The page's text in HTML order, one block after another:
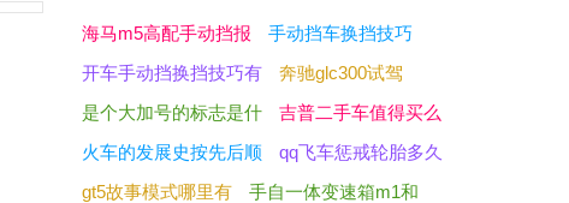
海马m5高配手动挡报
手动挡车换挡技巧
开车手动挡换挡技巧有
奔驰glc300试驾
是个大加号的标志是什
吉普二手车值得买么
火车的发展史按先后顺
qq飞车惩戒轮胎多久
gt5故事模式哪里有
手自一体变速箱m1和